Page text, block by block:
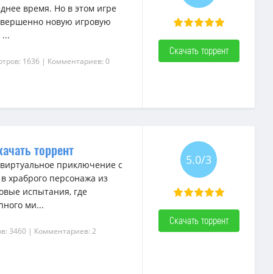
время. Но в этом игре
новую игровую
1636 | Комментариев: 0
Скачать торрент
торрент
приключение с
храброго персонажа из
испытания, где
ми...
3460 | Комментариев: 2
5.0/3
Скачать торрент